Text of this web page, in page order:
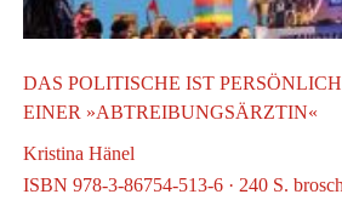
DAS POLITISCHE IST
EINER »ABTREIBUNGSÄRZTIN«
Kristina Hänel
ISBN 978-3-86754-513-6 · 240 S.